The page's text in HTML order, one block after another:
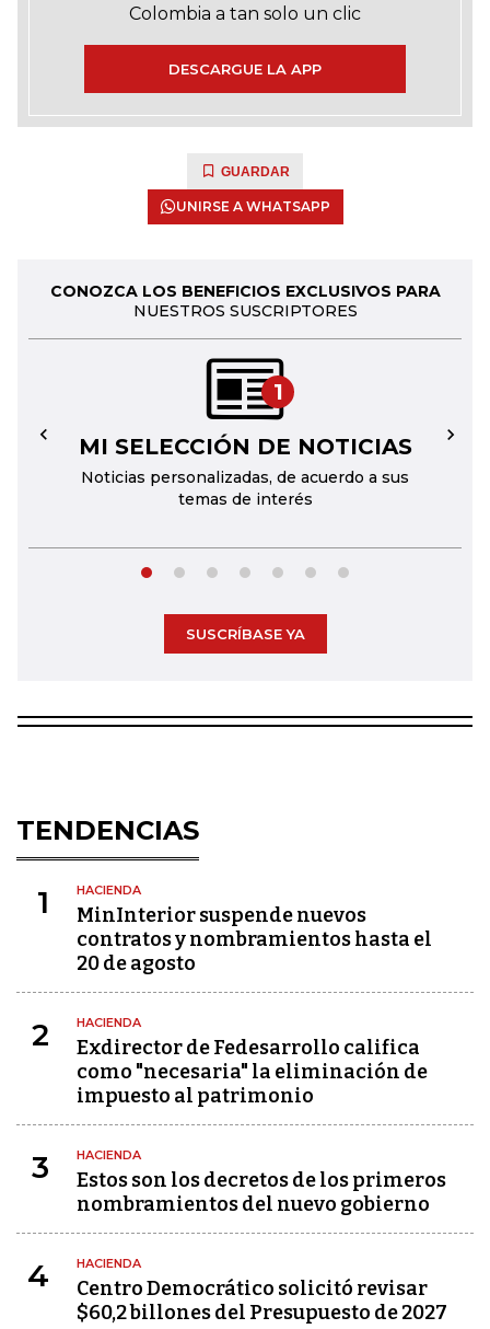
Colombia a tan solo un clic
DESCARGUE LA APP
GUARDAR
UNIRSE A WHATSAPP
CONOZCA LOS BENEFICIOS EXCLUSIVOS PARA
NUESTROS SUSCRIPTORES
1
MI SELECCIÓN DE NOTICIAS
Noticias personalizadas, de acuerdo a sus
temas de interés
← →
SUSCRÍBASE YA
TENDENCIAS
1 HACIENDA
MinInterior suspende nuevos
contratos y nombramientos hasta el
20 de agosto
2 HACIENDA
Exdirector de Fedesarrollo califica
como "necesaria" la eliminación de
impuesto al patrimonio
3 HACIENDA
Estos son los decretos de los primeros
nombramientos del nuevo gobierno
4 HACIENDA
Centro Democrático solicitó revisar
$60,2 billones del Presupuesto de 2027